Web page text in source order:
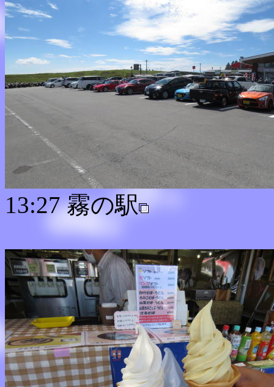
13:27 霧の駅